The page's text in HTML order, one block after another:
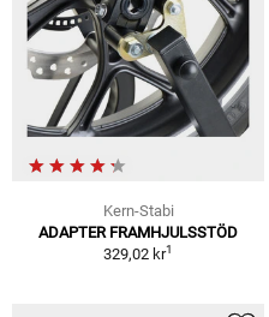
Kern-Stabi
ADAPTER FRAMHJULSSTÖD
329,02 kr1